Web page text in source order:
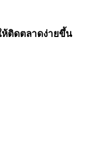
ห้ติดตลาดง่ายขึ้น